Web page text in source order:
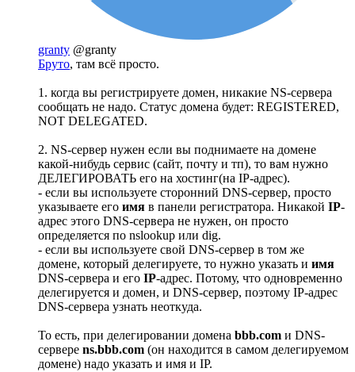
granty @granty
Бруто, там всё просто.
1. когда вы регистрируете домен, никакие NS-сервера
сообщать не надо. Статус домена будет: REGISTERED,
NOT DELEGATED.
2. NS-сервер нужен если вы поднимаете на домене
какой-нибудь сервис (сайт, почту и тп), то вам нужно
ДЕЛЕГИРОВАТЬ его на хостинг(на IP-адрес).
- если вы используете сторонний DNS-сервер, просто
указываете его имя в панели регистратора. Никакой IP-
адрес этого DNS-сервера не нужен, он просто
определяется по nslookup или dig.
- если вы используете свой DNS-сервер в том же
домене, который делегируете, то нужно указать и имя
DNS-сервера и его IP-адрес. Потому, что одновременно
делегируется и домен, и DNS-сервер, поэтому IP-адрес
DNS-сервера узнать неоткуда.
То есть, при делегировании домена bbb.com и DNS-
сервере ns.bbb.com (он находится в самом делегируемом
домене) надо указать и имя и IP.